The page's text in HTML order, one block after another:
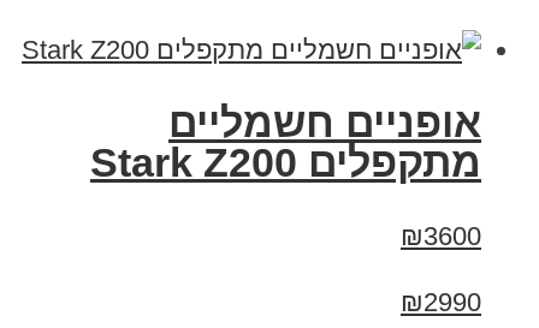
‏אופניים חשמליים
‏מתקפלים Stark Z200
₪3600
₪2990